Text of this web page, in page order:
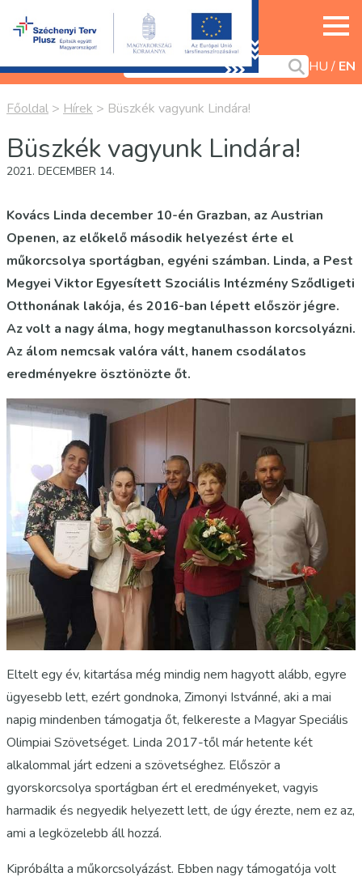
HU EN
Főoldal > Hírek > Büszkék vagyunk Lindára!
Büszkék vagyunk Lindára!
2021. DECEMBER 14.
Kovács Linda december 10-én Grazban, az Austrian
Openen, az előkelő második helyezést érte el
műkorcsolya sportágban, egyéni számban. Linda, a Pest
Megyei Viktor Egyesített Szociális Intézmény Sződligeti
Otthonának lakója, és 2016-ban lépett először jégre.
Az volt a nagy álma, hogy megtanulhasson korcsolyázni.
Az álom nemcsak valóra vált, hanem csodálatos
eredményekre ösztönözte őt.
Eltelt egy év, kitartása még mindig nem hagyott alább, egyre
ügyesebb lett, ezért gondnoka, Zimonyi Istvánné, aki a mai
napig mindenben támogatja őt, felkereste a Magyar Speciális
Olimpiai Szövetséget. Linda 2017-től már hetente két
alkalommal járt edzeni a szövetséghez. Először a
gyorskorcsolya sportágban ért el eredményeket, vagyis
harmadik és negyedik helyezett lett, de úgy érezte, nem ez az,
ami a legközelebb áll hozzá.
Kipróbálta a műkorcsolyázást. Ebben nagy támogatója volt